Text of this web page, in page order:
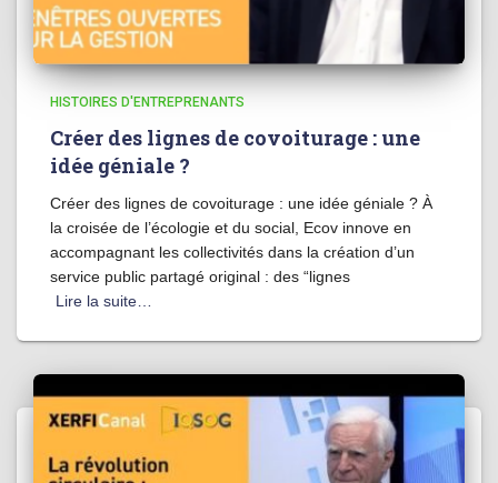
HISTOIRES D'ENTREPRENANTS
Créer des lignes de covoiturage : une
idée géniale ?
Créer des lignes de covoiturage : une idée géniale ? À
la croisée de l’écologie et du social, Ecov innove en
accompagnant les collectivités dans la création d’un
service public partagé original : des “lignes
Lire la suite…